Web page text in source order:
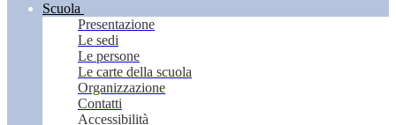
Scuola
Presentazione
Le sedi
Le persone
Le carte della scuola
Organizzazione
Contatti
Accessibilità